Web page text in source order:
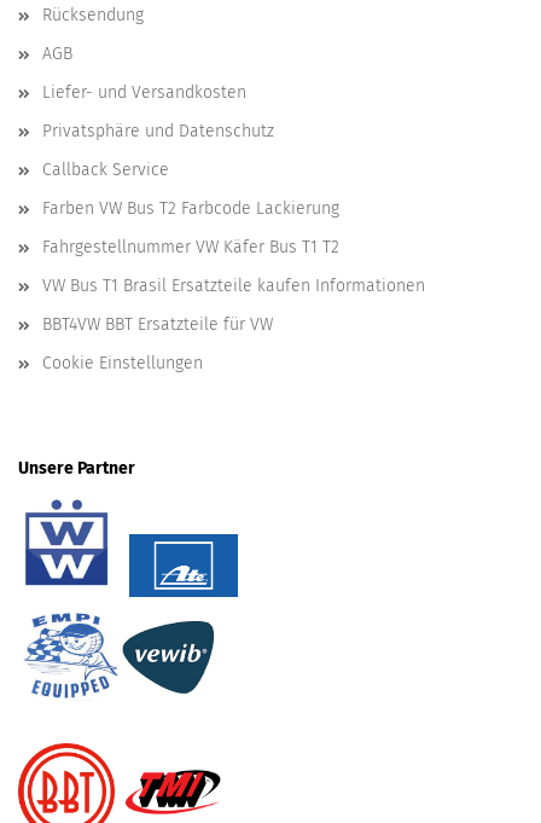
Rücksendung
AGB
Liefer- und Versandkosten
Privatsphäre und Datenschutz
Callback Service
Farben VW Bus T2 Farbcode Lackierung
Fahrgestellnummer VW Käfer Bus T1 T2
VW Bus T1 Brasil Ersatzteile kaufen Informationen
BBT4VW BBT Ersatzteile für VW
Cookie Einstellungen
Unsere Partner